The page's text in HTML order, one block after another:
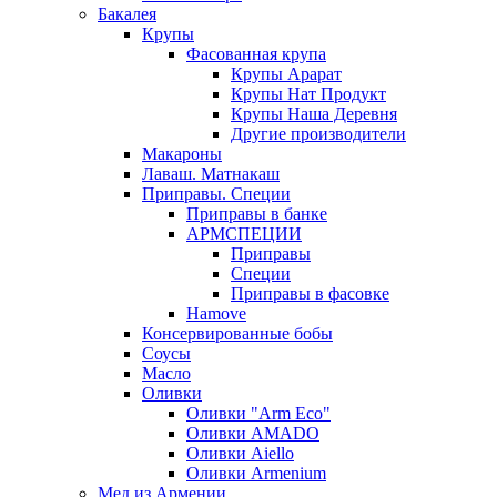
Бакалея
Крупы
Фасованная крупа
Крупы Арарат
Крупы Нат Продукт
Крупы Наша Деревня
Другие производители
Макароны
Лаваш. Матнакаш
Приправы. Специи
Приправы в банке
АРМСПЕЦИИ
Приправы
Специи
Приправы в фасовке
Hamove
Консервированные бобы
Соусы
Масло
Оливки
Оливки "Arm Eco"
Оливки AMADO
Оливки Aiello
Оливки Armenium
Мед из Армении